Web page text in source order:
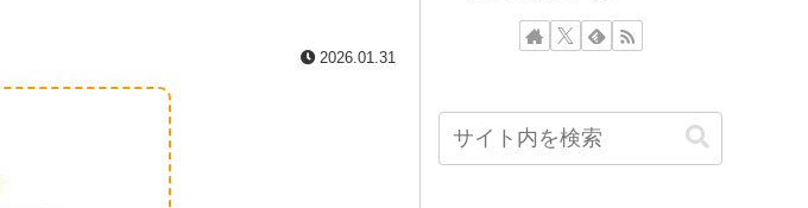
2026.01.31